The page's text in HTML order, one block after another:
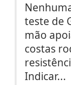
teste de
mão
costas
Indicar...